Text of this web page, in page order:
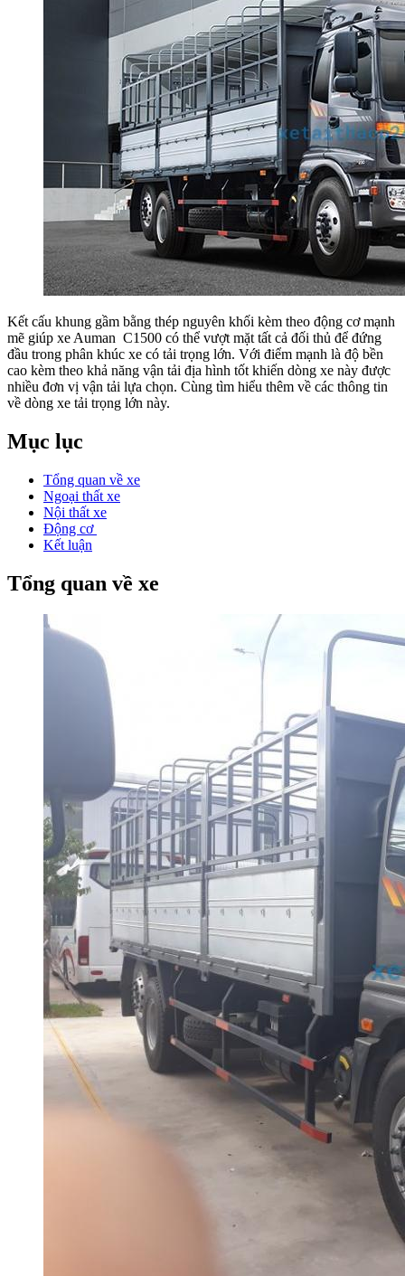
Kết cấu khung gầm bằng thép nguyên khối kèm theo động cơ mạnh
mẽ giúp xe Auman C1500 có thể vượt mặt tất cả đối thủ để đứng
đầu trong phân khúc xe có tải trọng lớn. Với điểm mạnh là độ bền
cao kèm theo khả năng vận tải địa hình tốt khiến dòng xe này được
nhiều đơn vị vận tải lựa chọn. Cùng tìm hiểu thêm về các thông tin
về dòng xe tải trọng lớn này.
Mục lục
Tổng quan về xe
Ngoại thất xe
Nội thất xe
Động cơ
Kết luận
Tổng quan về xe